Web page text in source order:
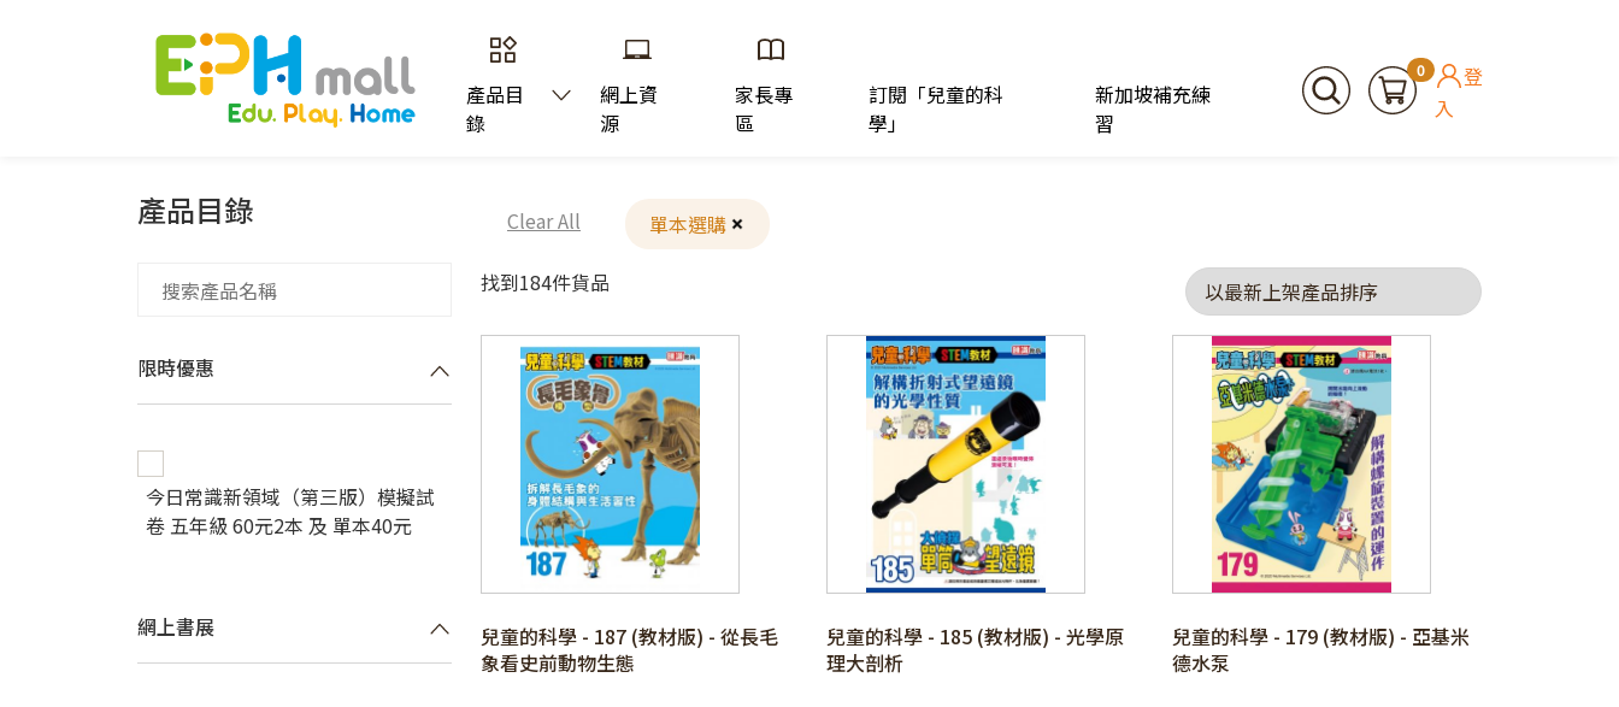
產品目
錄
網上資
源
家長專
區
訂閱「兒童的科
學」
新加坡補充練
習
0
登
入
產品目錄
限時優惠
今日常識新領域（第三版）模擬試
卷 五年級 60元2本 及 單本40元
網上書展
Clear All
單本選購
找到184件貨品
兒童的科學 - 187 (教材版) - 從長毛
象看史前動物生態
兒童的科學 - 185 (教材版) - 光學原
理大剖析
兒童的科學 - 179 (教材版) - 亞基米
德水泵